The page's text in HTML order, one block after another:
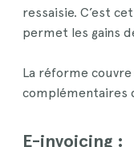
ressaisie. C’est
permet les gains
La réforme
complémentaires
E-invoicing :